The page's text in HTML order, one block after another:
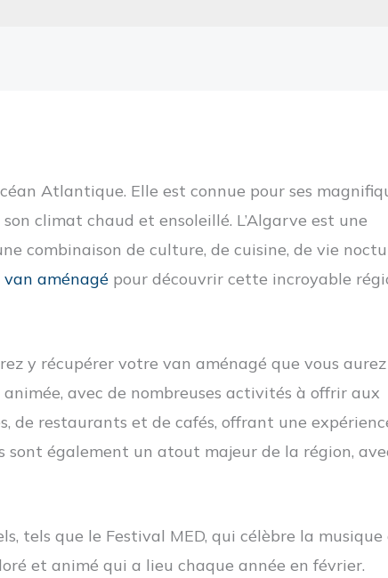
Atlantique. Elle est connue pour ses
climat chaud et ensoleillé. L’Algarve est une
combinaison de culture, de cuisine, de vie
van aménagé pour découvrir cette incroyable
y récupérer votre van aménagé que vous
avec de nombreuses activités à offrir aux
de restaurants et de cafés, offrant une
sont également un atout majeur de la région,
tels que le Festival MED, qui célèbre la
et animé qui a lieu chaque année en février.